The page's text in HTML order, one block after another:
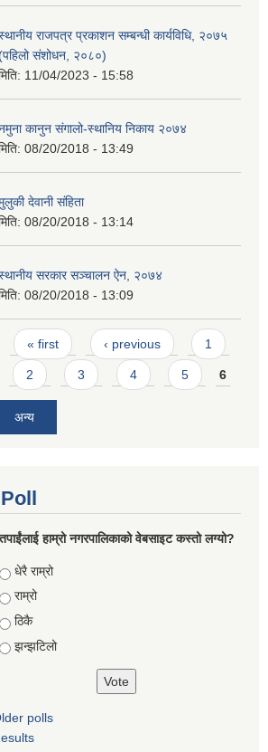
राजपत्र प्रकाशन सम्बन्धी कार्यविधि, २०७५
(पहिलो संशोधन, २०८०)
11/04/2023 - 15:58
कानुन संगालो-स्थानिय निकाय २०७४
08/20/2018 - 13:49
देवानी संहिता
08/20/2018 - 13:14
सरकार सञ्चालन ऐन, २०७४
08/20/2018 - 13:09
Pages
« first ‹ previous 1
2 3 4 5 6
अन्य
Poll
हाम्रो नगरपालिकाको वेबसाइट कस्तो लग्यो?
Choices
धेरै राम्रो
राम्रो
ठिकै
झन्झटिलो
polls